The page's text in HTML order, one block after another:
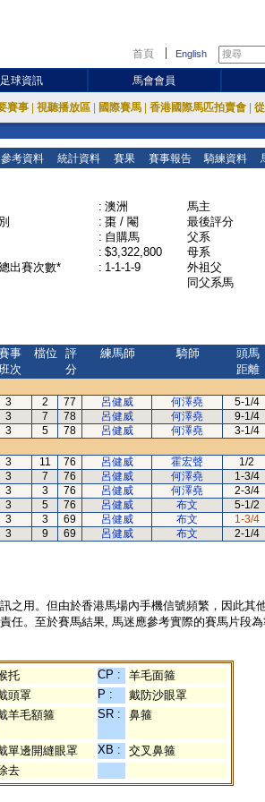
首頁 English
足球資訊 馬會會員
賽事 視聽播放區 國際賽馬 香港國際馬匹拍賣會
參考資料 統計資料 賽果 賽事報告 騎練資料
: 澳洲
: 棗 / 閹
: 自購馬
: $3,322,800
出賽次數*
: 1-1-1-9
馬主
最後評分
父系
母系
外祖父
同父系馬
事
次
檔位
評
分
練馬師 騎師
頭馬
距離
3 2 77 呂健威 何澤堯 5-1/4
3 7 78 呂健威 何澤堯 9-1/4
3 5 78 呂健威 何澤堯 3-1/4
3 11 76 呂健威 霍宏聲 1/2
3 7 76 呂健威 何澤堯 1-3/4
3 3 76 呂健威 何澤堯 2-3/4
3 5 76 呂健威 布文 5-1/2
3 3 69 呂健威 布文 1-3/4
3 9 69 呂健威 布文 2-1/4
之用。但由於香港馬場內手機信號頻繁，因此
任。至於賽馬結果, 馬迷應參考實際的賽馬片段為
托 CP :
羊毛面箍
頭罩 P :
戴防沙眼罩
羊毛額箍 SR : 鼻箍
單邊開縫眼罩 XB :
交叉鼻箍
去